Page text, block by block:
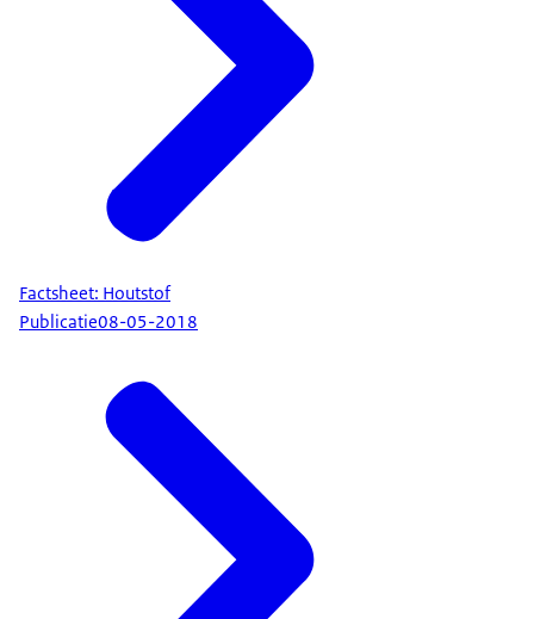
Factsheet: Houtstof
Publicatie08-05-2018